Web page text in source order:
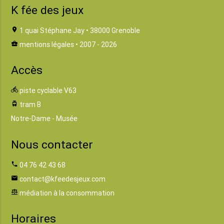
K fée des jeux
location_on 1 quai Stéphane Jay • 38000 Grenoble
business_center mentions légales • 2007 - 2026
Accès
directions_bike piste cyclable V63
tram tram B
Notre-Dame - Musée
Nous contacter
phone 04 76 42 43 68
email contact@kfeedesjeux.com
balance médiation à la consommation
Horaires